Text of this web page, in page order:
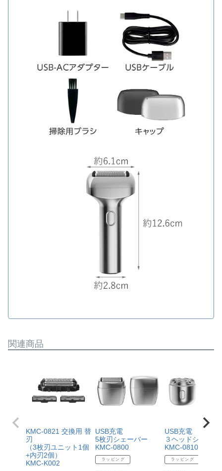
関連商品
KMC-0821 交換用 替
刃
（3枚刃ユニット1個
+内刃2個）
KMC-K002
USB充電
5枚刃シェーバー
KMC-0800
ラッピング
USB充電
３ヘッドシェーバ
KMC-0810
ラッピング